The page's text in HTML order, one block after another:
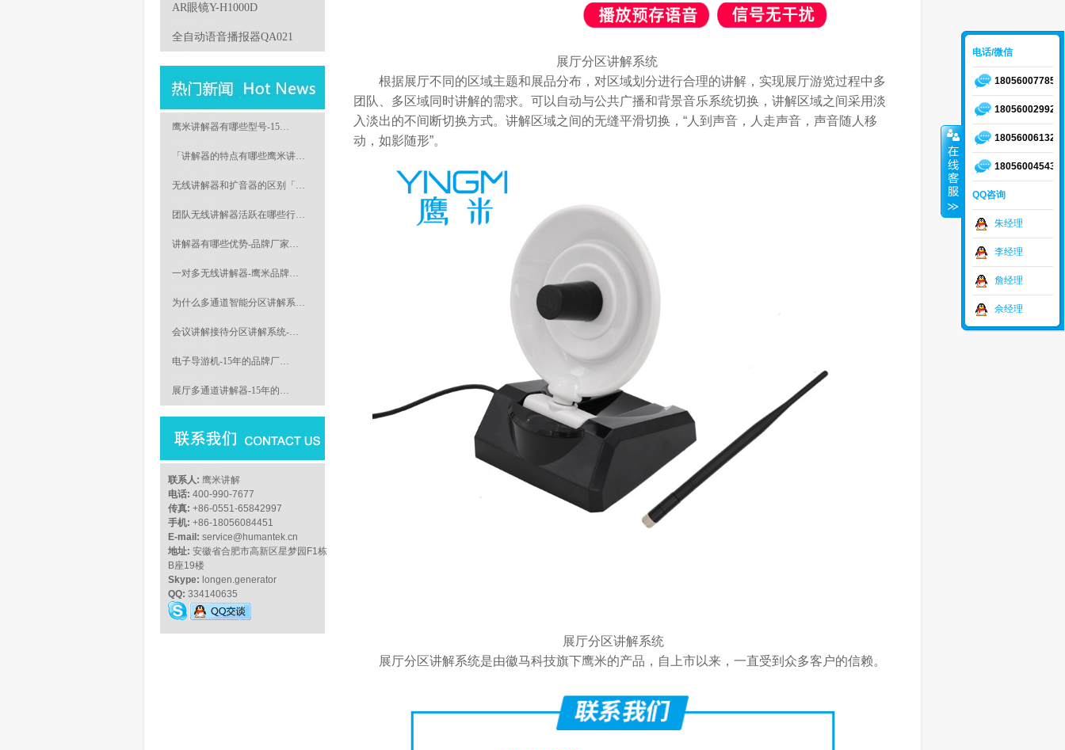
电话/微信
18056007785
18056002992
18056006132
18056004543
QQ咨询
朱经理
李经理
詹经理
佘经理
AR眼镜Y-H1000D
全自动语音播报器QA021
鹰米讲解器有哪些型号-15…
「讲解器的特点有哪些鹰米讲…
无线讲解器和扩音器的区别「…
团队无线讲解器活跃在哪些行…
讲解器有哪些优势-品牌厂家…
一对多无线讲解器-鹰米品牌…
为什么多通道智能分区讲解系…
会议讲解接待分区讲解系统-…
电子导游机-15年的品牌厂…
展厅多通道讲解器-15年的…
联系人: 鹰米讲解
电话: 400-990-7677
传真: +86-0551-65842997
手机: +86-18056084451
E-mail: service@humantek.cn
地址: 安徽省合肥市高新区星梦园F1栋
B座19楼
Skype: longen.generator
QQ: 334140635
展厅分区讲解系统
根据展厅不同的区域主题和展品分布，对区域划分进行合理的讲解，实现展厅游览过程中多
团队、多区域同时讲解的需求。可以自动与公共广播和背景音乐系统切换，讲解区域之间采用淡
入淡出的不间断切换方式。讲解区域之间的无缝平滑切换，“人到声音，人走声音，声音随人移
动，如影随形”。
展厅分区讲解系统
展厅分区讲解系统是由徽马科技旗下鹰米的产品，自上市以来，一直受到众多客户的信赖。